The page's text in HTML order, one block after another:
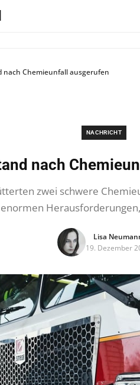
nach Chemieunfall ausgerufen
NACHRICHT
nach
zwei schwere
Lisa
19. Dezember